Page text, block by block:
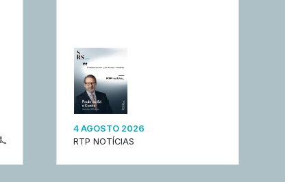
4 AGOSTO 2026
RTP NOTÍCIAS